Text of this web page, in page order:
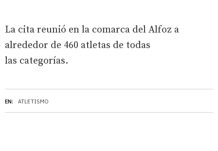
EN: ATLETISMO
La cita reunió en la comarca del Alfoz a
alrededor de 460 atletas de todas
las categorías.